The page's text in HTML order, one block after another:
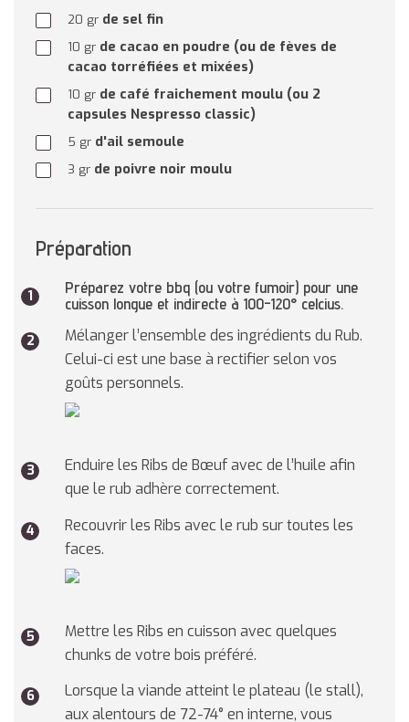
20 gr de sel fin
10 gr de cacao en poudre (ou de fèves de
cacao torréfiées et mixées)
10 gr de café fraichement moulu (ou 2
capsules Nespresso classic)
5 gr d'ail semoule
3 gr de poivre noir moulu
Préparation
Préparez votre bbq (ou votre fumoir) pour une
cuisson longue et indirecte à 100-120° celcius.
Mélanger l’ensemble des ingrédients du Rub.
Celui-ci est une base à rectifier selon vos
goûts personnels.
Enduire les Ribs de Bœuf avec de l’huile afin
que le rub adhère correctement.
Recouvrir les Ribs avec le rub sur toutes les
faces.
Mettre les Ribs en cuisson avec quelques
chunks de votre bois préféré.
Lorsque la viande atteint le plateau (le stall),
aux alentours de 72-74° en interne, vous